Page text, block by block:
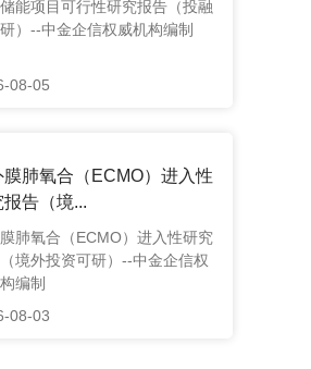
能项目可行性研究报告（投融
）--中金企信权威机构编制
08-05
膜肺氧合（ECMO）进入性
报告（境...
肺氧合（ECMO）进入性研究
境外投资可研）--中金企信权
编制
08-03